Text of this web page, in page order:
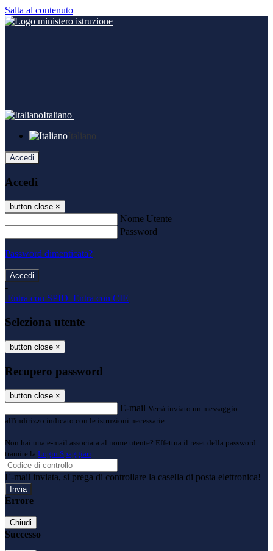
Salta al contenuto
Italiano
Italiano
Accedi
Accedi
button close ×
Nome Utente
Password
Password dimenticata?
-
Entra con SPID Entra con CIE
Seleziona utente
button close ×
Recupero password
button close ×
E-mail Verrà inviato un messaggio
all'indirizzo indicato con le istruzioni necessarie.
Non hai una e-mail associata al nome utente? Effettua il reset della password
tramite la Login Spaggiari
E-mail inviata, si prega di controllare la casella di posta elettronica!
Errore
Chiudi
Successo